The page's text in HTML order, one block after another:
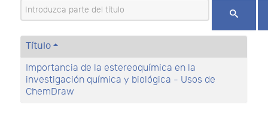
Introduzca parte del título
Título
Importancia de la estereoquímica en la
investigación química y biológica - Usos de
ChemDraw